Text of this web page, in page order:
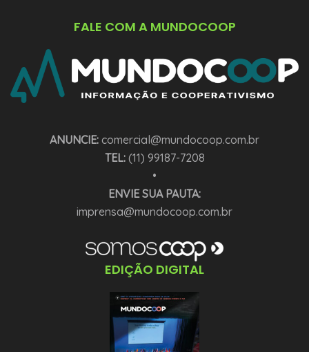
FALE COM A MUNDOCOOP
ANUNCIE: comercial@mundocoop.com.br
TEL:(11) 99187-7208
•
ENVIE SUA PAUTA:
imprensa@mundocoop.com.br
EDIÇÃO DIGITAL